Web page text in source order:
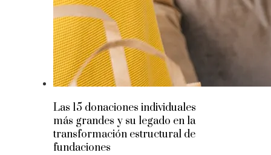
Las 15 donaciones individuales
más grandes y su legado en la
transformación estructural de
fundaciones